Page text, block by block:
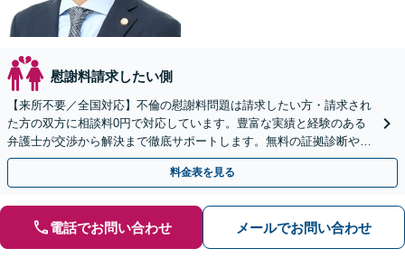
慰謝料請求したい側
【来所不要／全国対応】不倫の慰謝料問題は請求したい方・請求され
た方の双方に相談料0円で対応しています。豊富な実績と経験のある
弁護士が交渉から解決まで徹底サポートします。無料の証拠診断や着
手金の返還保証もありますので安心してご相談ください。
料金表を見る
電話でお問い合わせ メールでお問い合わせ